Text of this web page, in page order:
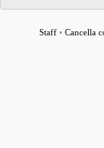
Staff • Cancella